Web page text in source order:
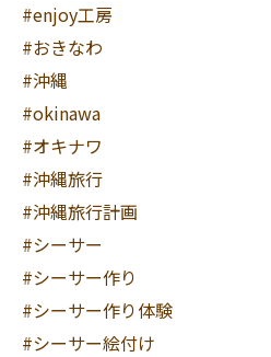
#enjoy工房
#おきなわ
#沖縄
#okinawa
#オキナワ
#沖縄旅行
#沖縄旅行計画
#シーサー
#シーサー作り
#シーサー作り体験
#シーサー絵付け